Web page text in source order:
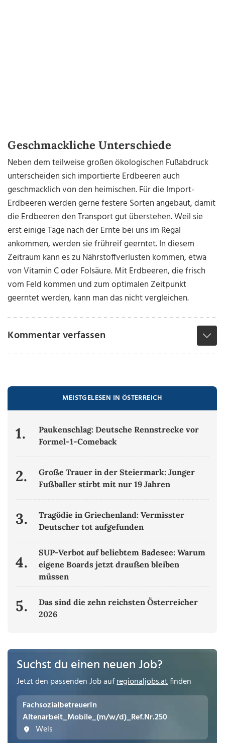
Geschmackliche Unterschiede
Neben dem teilweise großen ökologischen Fußabdruck
unterscheiden sich importierte Erdbeeren auch
geschmacklich von den heimischen. Für die Import-
Erdbeeren werden gerne festere Sorten angebaut, damit
die Erdbeeren den Transport gut überstehen. Weil sie
erst einige Tage nach der Ernte bei uns im Regal
ankommen, werden sie frühreif geerntet. In diesem
Zeitraum kann es zu Nährstoffverlusten kommen, etwa
von Vitamin C oder Folsäure. Mit Erdbeeren, die frisch
vom Feld kommen und zum optimalen Zeitpunkt
geerntet werden, kann man das nicht vergleichen.
Kommentar verfassen
MEISTGELESEN IN ÖSTERREICH
1.
Paukenschlag: Deutsche Rennstrecke vor
Formel-1-Comeback
2.
Große Trauer in der Steiermark: Junger
Fußballer stirbt mit nur 19 Jahren
3.
Tragödie in Griechenland: Vermisster
Deutscher tot aufgefunden
4.
SUP-Verbot auf beliebtem Badesee: Warum
eigene Boards jetzt draußen bleiben
müssen
5.
Das sind die zehn reichsten Österreicher
2026
Suchst du einen neuen Job?
Jetzt den passenden Job aufregionaljobs.atfinden
FachsozialbetreuerIn
Altenarbeit_Mobile_(m/w/d)_Ref.Nr.250
Wels